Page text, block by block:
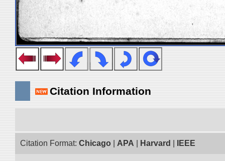
Citation Information
Citation Format: Chicago APA Harvard IEEE